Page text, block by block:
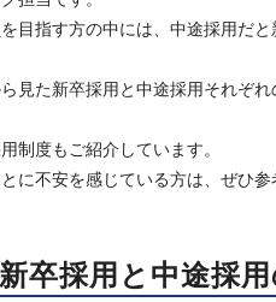
目指す方の中には、中途採用だ
見た新卒採用と中途採用それぞ
制度もご紹介しています。
に不安を感じている方は、ぜひ参
卒採用と中途採